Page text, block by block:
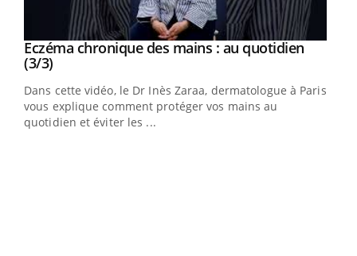
Youtube
Youtube
Eczéma chronique des mains : au quotidien
(3/3)Youtube
Dans cette vidéo, le Dr Inès Zaraa, dermatologue à Paris,
vous explique comment protéger vos mains au
quotidien et éviter les ...